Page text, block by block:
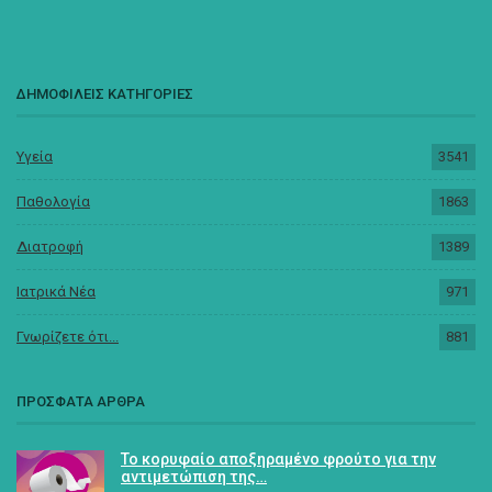
ΔΗΜΟΦΙΛΕΙΣ ΚΑΤΗΓΟΡΙΕΣ
Υγεία 3541
Παθολογία 1863
Διατροφή 1389
Ιατρικά Νέα 971
Γνωρίζετε ότι... 881
ΠΡΟΣΦΑΤΑ ΑΡΘΡΑ
Το κορυφαίο αποξηραμένο φρούτο για την
αντιμετώπιση της…